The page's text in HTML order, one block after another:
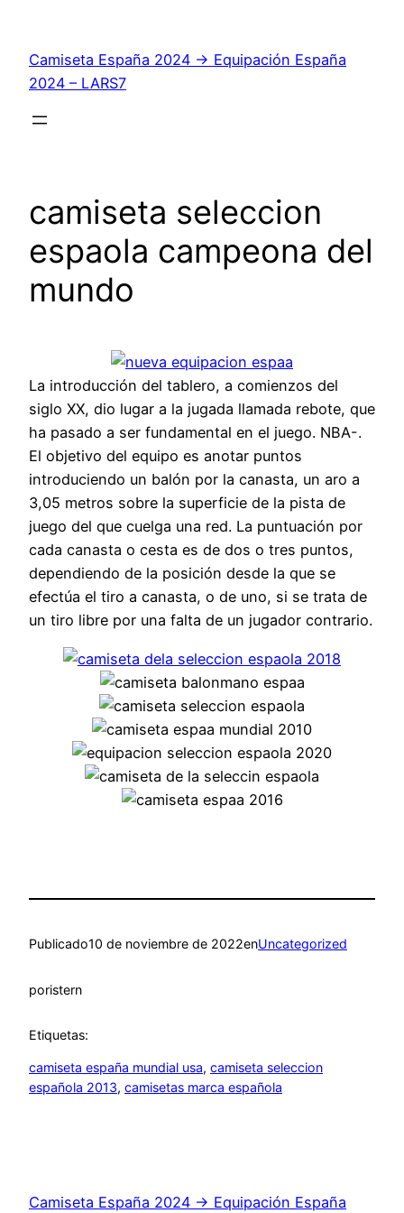
contenido
Camiseta España 2024 → Equipación España
2024 – LARS7
camiseta seleccion
espaola campeona del
mundo
La introducción del tablero, a comienzos del
siglo XX, dio lugar a la jugada llamada rebote, que
ha pasado a ser fundamental en el juego. NBA-.
El objetivo del equipo es anotar puntos
introduciendo un balón por la canasta, un aro a
3,05 metros sobre la superficie de la pista de
juego del que cuelga una red. La puntuación por
cada canasta o cesta es de dos o tres puntos,
dependiendo de la posición desde la que se
efectúa el tiro a canasta, o de uno, si se trata de
un tiro libre por una falta de un jugador contrario.
Publicado10 de noviembre de 2022enUncategorized
poristern
Etiquetas:
camiseta españa mundial usa, camiseta seleccion
española 2013, camisetas marca española
Camiseta España 2024 → Equipación España